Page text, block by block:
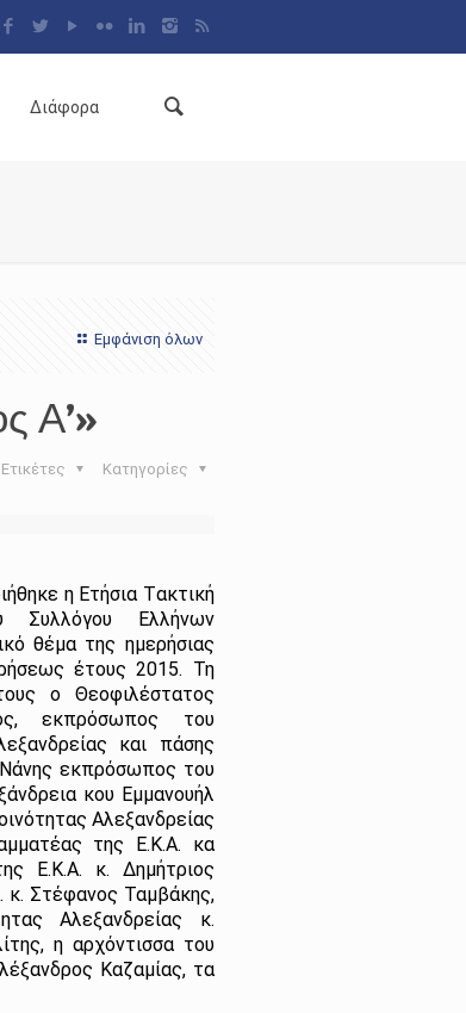
Διάφορα
Εμφάνιση όλων
Α’»
Κατηγορίες
Ετικέτες
η Eτήσια Tακτική
Συλλόγου Ελλήνων
θέμα της ημερήσιας
έτους 2015. Τη
ο Θεοφιλέστατος
εκπρόσωπος του
και πάσης
εκπρόσωπος του
κου Εμμανουήλ
Αλεξανδρείας
της Ε.Κ.Α. κα
Ε.Κ.Α. κ. Δημήτριος
κ. Στέφανος Ταμβάκης,
Αλεξανδρείας κ.
η αρχόντισσα του
Καζαμίας, τα